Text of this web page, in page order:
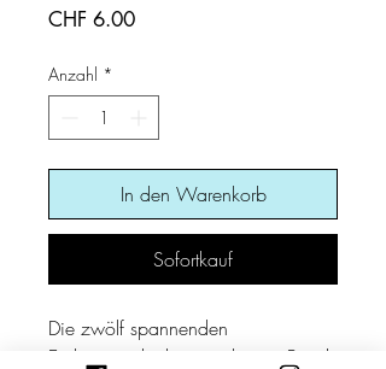
CHF 6.00Preis
Anzahl *
In den Warenkorb
Sofortkauf
Die zwölf spannenden
Erstlesegeschichten in diesem Band